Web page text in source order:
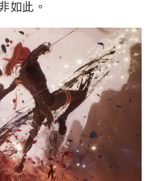
如此。